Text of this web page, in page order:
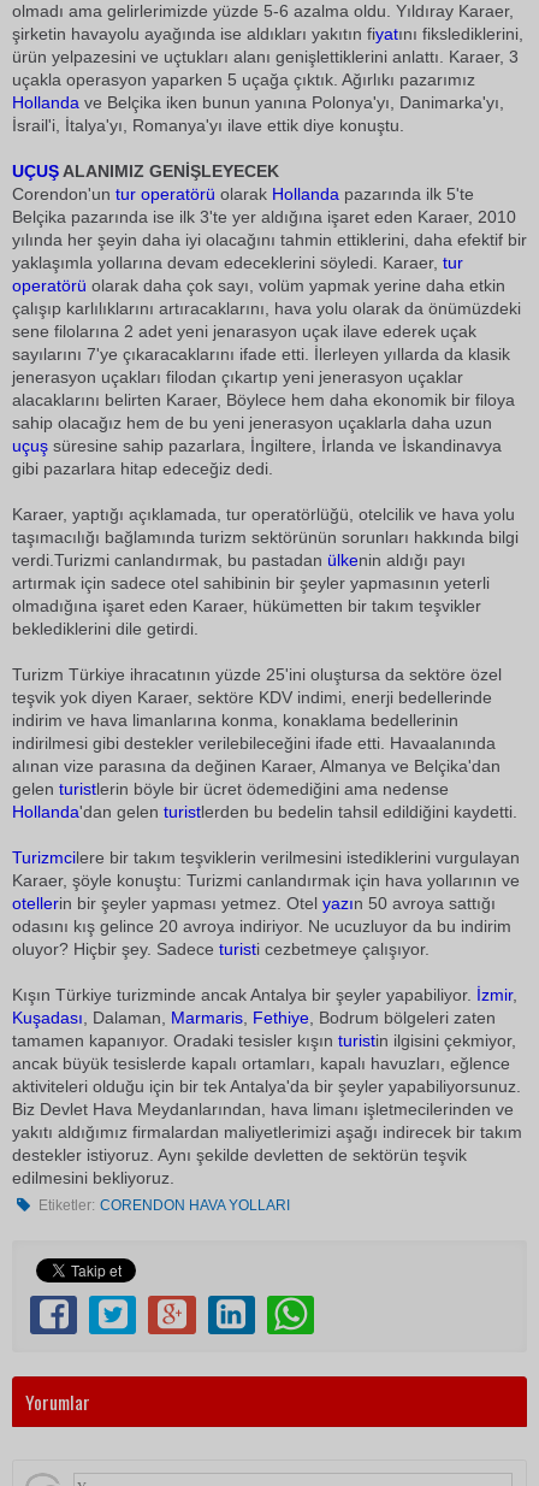
olmadı ama gelirlerimizde yüzde 5-6 azalma oldu. Yıldıray Karaer,
şirketin havayolu ayağında ise aldıkları yakıtın fiyatını fikslediklerini,
ürün yelpazesini ve uçtukları alanı genişlettiklerini anlattı. Karaer, 3
uçakla operasyon yaparken 5 uçağa çıktık. Ağırlıkı pazarımız
Hollanda ve Belçika iken bunun yanına Polonya'yı, Danimarka'yı,
İsrail'i, İtalya'yı, Romanya'yı ilave ettik diye konuştu.
UÇUŞ ALANIMIZ GENİŞLEYECEK
Corendon'un tur operatörü olarak Hollanda pazarında ilk 5'te
Belçika pazarında ise ilk 3'te yer aldığına işaret eden Karaer, 2010
yılında her şeyin daha iyi olacağını tahmin ettiklerini, daha efektif bir
yaklaşımla yollarına devam edeceklerini söyledi. Karaer, tur
operatörü olarak daha çok sayı, volüm yapmak yerine daha etkin
çalışıp karlılıklarını artıracaklarını, hava yolu olarak da önümüzdeki
sene filolarına 2 adet yeni jenarasyon uçak ilave ederek uçak
sayılarını 7'ye çıkaracaklarını ifade etti. İlerleyen yıllarda da klasik
jenerasyon uçakları filodan çıkartıp yeni jenerasyon uçaklar
alacaklarını belirten Karaer, Böylece hem daha ekonomik bir filoya
sahip olacağız hem de bu yeni jenerasyon uçaklarla daha uzun
uçuş süresine sahip pazarlara, İngiltere, İrlanda ve İskandinavya
gibi pazarlara hitap edeceğiz dedi.
Karaer, yaptığı açıklamada, tur operatörlüğü, otelcilik ve hava yolu
taşımacılığı bağlamında turizm sektörünün sorunları hakkında bilgi
verdi.Turizmi canlandırmak, bu pastadan ülkenin aldığı payı
artırmak için sadece otel sahibinin bir şeyler yapmasının yeterli
olmadığına işaret eden Karaer, hükümetten bir takım teşvikler
beklediklerini dile getirdi.
Turizm Türkiye ihracatının yüzde 25'ini oluştursa da sektöre özel
teşvik yok diyen Karaer, sektöre KDV indimi, enerji bedellerinde
indirim ve hava limanlarına konma, konaklama bedellerinin
indirilmesi gibi destekler verilebileceğini ifade etti. Havaalanında
alınan vize parasına da değinen Karaer, Almanya ve Belçika'dan
gelen turistlerin böyle bir ücret ödemediğini ama nedense
Hollanda'dan gelen turistlerden bu bedelin tahsil edildiğini kaydetti.
Turizmcilere bir takım teşviklerin verilmesini istediklerini vurgulayan
Karaer, şöyle konuştu: Turizmi canlandırmak için hava yollarının ve
otellerin bir şeyler yapması yetmez. Otel yazın 50 avroya sattığı
odasını kış gelince 20 avroya indiriyor. Ne ucuzluyor da bu indirim
oluyor? Hiçbir şey. Sadece turisti cezbetmeye çalışıyor.
Kışın Türkiye turizminde ancak Antalya bir şeyler yapabiliyor. İzmir,
Kuşadası , Dalaman, Marmaris Fethiye , Bodrum bölgeleri zaten
tamamen kapanıyor. Oradaki tesisler kışın turistin ilgisini çekmiyor,
ancak büyük tesislerde kapalı ortamları, kapalı havuzları, eğlence
aktiviteleri olduğu için bir tek Antalya'da bir şeyler yapabiliyorsunuz.
Biz Devlet Hava Meydanlarından, hava limanı işletmecilerinden ve
yakıtı aldığımız firmalardan maliyetlerimizi aşağı indirecek bir takım
destekler istiyoruz. Aynı şekilde devletten de sektörün teşvik
edilmesini bekliyoruz.
Etiketler: CORENDON HAVA YOLLARI
Yorumlar